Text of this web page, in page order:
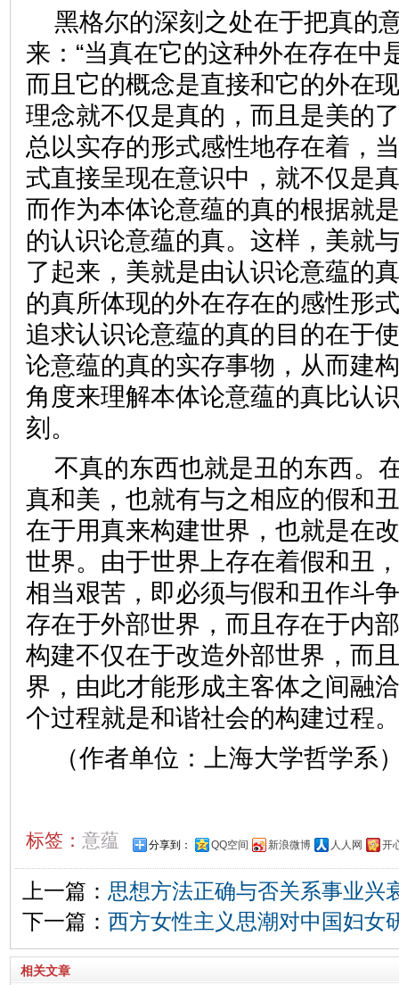
黑格尔的深刻之处在于把真的
来：“当真在它的这种外在存在中
而且它的概念是直接和它的外在
理念就不仅是真的，而且是美的
总以实存的形式感性地存在着，
式直接呈现在意识中，就不仅是
而作为本体论意蕴的真的根据就
的认识论意蕴的真。这样，美就
了起来，美就是由认识论意蕴的
的真所体现的外在存在的感性形
追求认识论意蕴的真的目的在于
论意蕴的真的实存事物，从而建
角度来理解本体论意蕴的真比认
刻。
不真的东西也就是丑的东西。
真和美，也就有与之相应的假和
在于用真来构建世界，也就是在
世界。由于世界上存在着假和丑
相当艰苦，即必须与假和丑作斗
存在于外部世界，而且存在于内
构建不仅在于改造外部世界，而
界，由此才能形成主客体之间融
个过程就是和谐社会的构建过程。
（作者单位：上海大学哲学系
标签： 意蕴 分享到： QQ空间 新浪微博 人人网 开
上一篇： 思想方法正确与否关系事业兴
下一篇： 西方女性主义思潮对中国妇女
相关文章